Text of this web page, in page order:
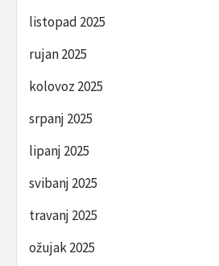
listopad 2025
rujan 2025
kolovoz 2025
srpanj 2025
lipanj 2025
svibanj 2025
travanj 2025
ožujak 2025